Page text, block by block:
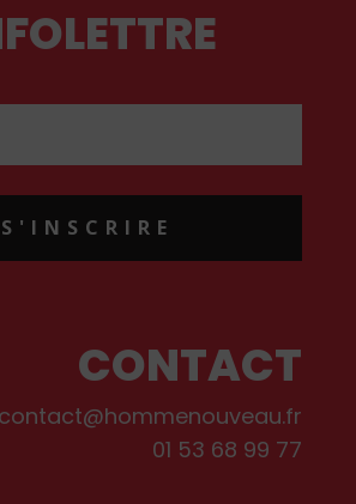
S'INSCRIRE
CONTACT
contact@hommenouveau.fr
01 53 68 99 77